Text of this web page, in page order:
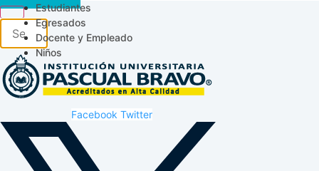
Estudiantes
Egresados
Docente y Empleado
Niños
Facebook Twitter